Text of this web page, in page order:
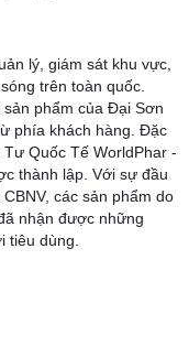
lý, giám sát khu vực,
trên toàn quốc.
phẩm của Đại Sơn
phía khách hàng. Đặc
Quốc Tế WorldPhar -
thành lập. Với sự đầu
các sản phẩm do
nhận được những
tiêu dùng.